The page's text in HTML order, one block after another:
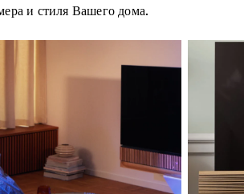
и стиля Вашего дома.